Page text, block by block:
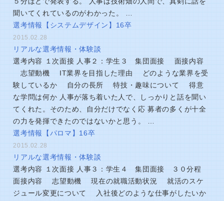
聞いてくれているのがわかった。 …
選考情報【システムデザイン】16卒
2015.02.28
リアルな選考情報・体験談
選考内容 １次面接 人事２：学生３ 集団面接 面接内容
志望動機 IT業界を目指した理由 どのような業界を受
験しているか 自分の長所 特技・趣味について 得意
な学問は何か 人事が落ち着いた人で、しっかりと話を聞い
てくれた。そのため、自分だけでなく応 募者の多くが十全
の力を発揮できたのではないかと思う。 …
選考情報【パロマ】16卒
2015.02.28
リアルな選考情報・体験談
選考内容 １次面接 人事３：学生４ 集団面接 ３０分程
面接内容 志望動機 現在の就職活動状況 就活のスケ
ジュール変更について 入社後どのような仕事がしたいか